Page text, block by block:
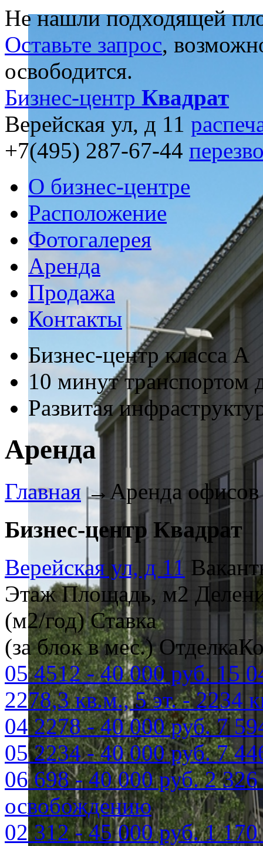
Не нашли подходящей
Оставьте запрос,
освободится.
Бизнес-центр Квадрат
Верейская ул, д 11
+7(495) 287-67-44
О бизнес-центре
Расположение
Фотогалерея
Аренда
Продажа
Контакты
Бизнес-центр класса А
10 минут транспортом
Развитая
Аренда
Главная →Аренда офисов
Бизнес-центр Квадрат
Верейская ул, д 11
Этаж Площадь, м2
(м2/год) Ставка
(за блок в мес.) Отделка
05 4512 - 40 000 руб. 15
2278,3 кв.м., 5 эт. - 2234
04 2278 - 40 000 руб. 7
05 2234 - 40 000 руб. 7
06 698 - 40 000 руб. 2
освобождению
02 312 - 45 000 руб. 1